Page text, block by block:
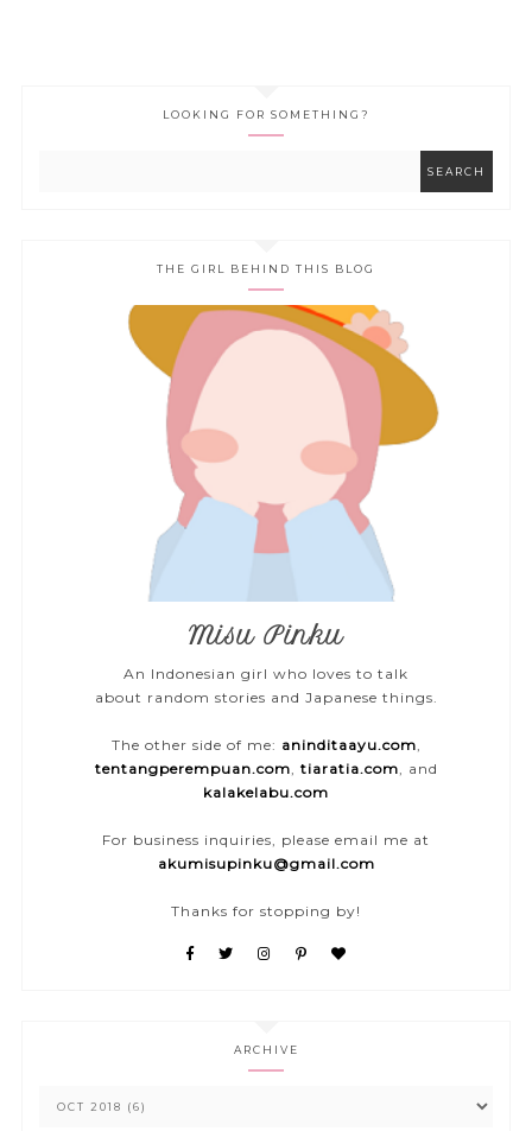
LOOKING FOR SOMETHING?
THE GIRL BEHIND THIS BLOG
Misu Pinku
An Indonesian girl who loves to talk
about random stories and Japanese things.
The other side of me: aninditaayu.com,
tentangperempuan.com, tiaratia.com, and
kalakelabu.com
For business inquiries, please email me at
akumisupinku@gmail.com
Thanks for stopping by!
ARCHIVE